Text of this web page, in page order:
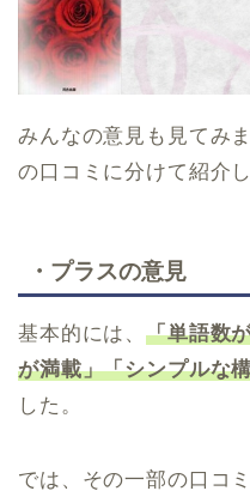
みんなの意見も見てみ
の口コミに分けて紹介
・プラスの意見
基本的には、「単語数
が満載」「シンプルな
した。
では、その一部の口コ